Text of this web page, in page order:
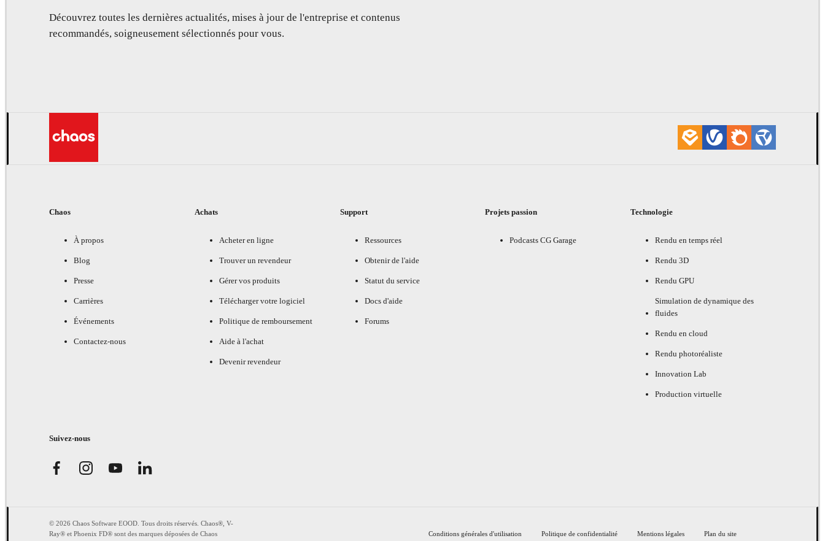
Découvrez toutes les dernières actualités, mises à jour de l'entreprise et contenus
recommandés, soigneusement sélectionnés pour vous.
Chaos
À propos
Blog
Presse
Carrières
Événements
Contactez-nous
Achats
Acheter en ligne
Trouver un revendeur
Gérer vos produits
Télécharger votre logiciel
Politique de remboursement
Aide à l'achat
Devenir revendeur
Support
Ressources
Obtenir de l'aide
Statut du service
Docs d'aide
Forums
Projets passion
Podcasts CG Garage
Technologie
Rendu en temps réel
Rendu 3D
Rendu GPU
Simulation de dynamique des
fluides
Rendu en cloud
Rendu photoréaliste
Innovation Lab
Production virtuelle
Suivez-nous
© 2026 Chaos Software EOOD. Tous droits réservés. Chaos®, V-
Ray® et Phoenix FD® sont des marques déposées de Chaos
Conditions générales d'utilisation Politique de confidentialité Mentions légales Plan du site